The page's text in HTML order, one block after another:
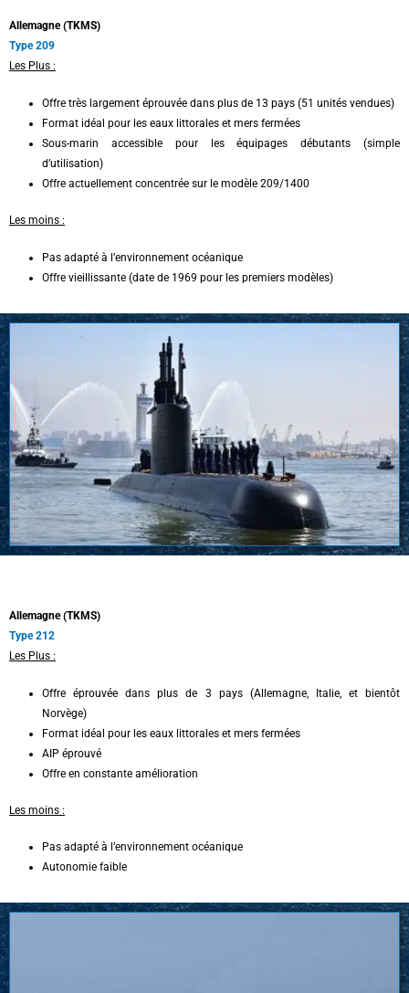
Allemagne (TKMS)
Type 209
Les Plus :
Offre très largement éprouvée dans plus de 13 pays (51 unités vendues)
Format idéal pour les eaux littorales et mers fermées
Sous-marin accessible pour les équipages débutants (simple
d’utilisation)
Offre actuellement concentrée sur le modèle 209/1400
Les moins :
Pas adapté à l’environnement océanique
Offre vieillissante (date de 1969 pour les premiers modèles)
Allemagne (TKMS)
Type 212
Les Plus :
Offre éprouvée dans plus de 3 pays (Allemagne, Italie, et bientôt
Norvège)
Format idéal pour les eaux littorales et mers fermées
AIP éprouvé
Offre en constante amélioration
Les moins :
Pas adapté à l’environnement océanique
Autonomie faible